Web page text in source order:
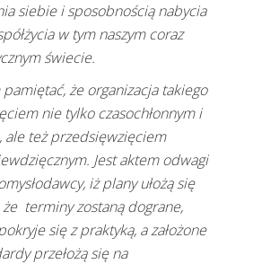
siebie i sposobnością nabycia
w tym naszym coraz
świecie.
że organizacja takiego
nie tylko czasochłonnym i
ale też przedsięwzięciem
Jest aktem odwagi
iż plany ułożą się
terminy zostaną dograne,
się z praktyką, a założone
przełożą się na